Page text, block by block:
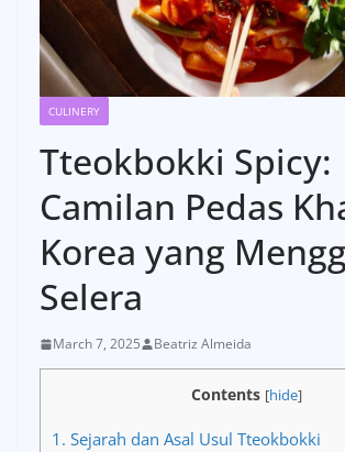
CULINERY
Tteokbokki Spicy:
Camilan Pedas
Korea yang
Selera
March 7, 2025 Beatriz Almeida
Contents [hide]
1. Sejarah dan Asal Usul Tteokbokki